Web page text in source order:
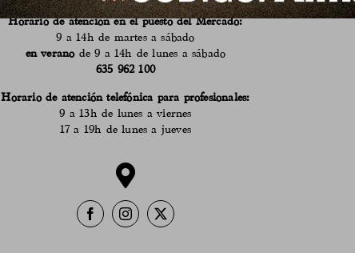
Horario de atención en el puesto del Mercado:
9 a 14h de martes a sábado
en veranode 9 a 14h de lunes a sábado
635 962 100
Horario de atención telefónica para profesionales:
9 a 13h de lunes a viernes
17 a 19h de lunes a jueves